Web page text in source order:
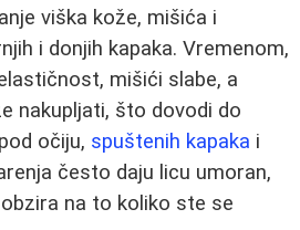
viška kože, mišića i
i donjih kapaka. Vremenom,
mišići slabe, a
nakupljati, što dovodi do
očiju, spuštenih kapaka i
često daju licu umoran,
na to koliko ste se